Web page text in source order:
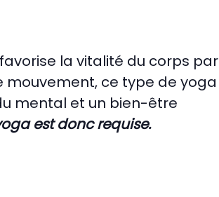
la vitalité du corps par
mouvement, ce type de yoga
mental et un bien-être
est donc requise.